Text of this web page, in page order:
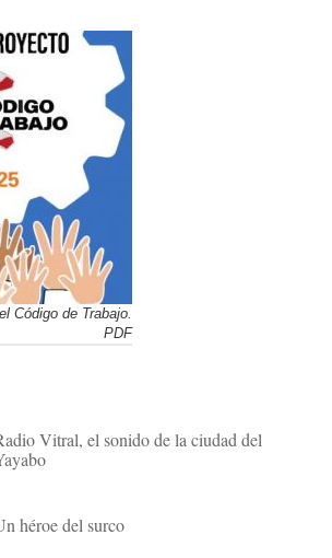
Código de Trabajo.
PDF
Vitral, el sonido de la ciudad del
héroe del surco